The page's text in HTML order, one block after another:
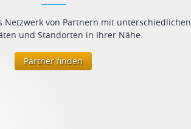
Netzwerk von Partnern mit unterschiedlichen
und Standorten in Ihrer Nähe.
Partner finden